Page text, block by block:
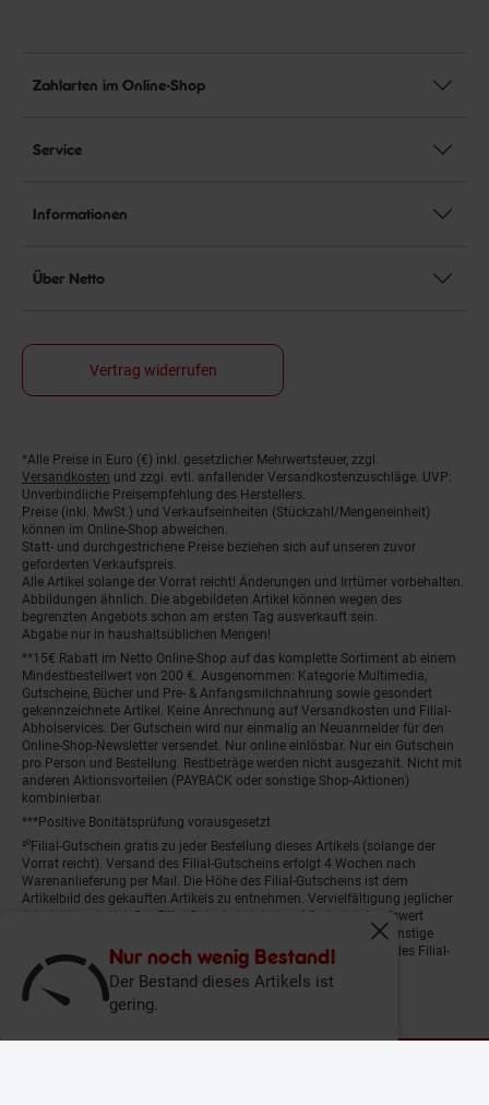
Nur noch wenig Bestand!
Der Bestand dieses Artikels ist
gering.
Fenster
Zahlarten im Online-Shop
Service
Informationen
Über Netto
Vertrag widerrufen
Fußnoten
*Alle Preise in Euro (€) inkl. gesetzlicher Mehrwertsteuer, zzgl.
Versandkosten und zzgl. evtl. anfallender Versandkostenzuschläge. UVP:
Unverbindliche Preisempfehlung des Herstellers.
Preise (inkl. MwSt.) und Verkaufseinheiten (Stückzahl/Mengeneinheit)
können im Online-Shop abweichen.
Statt- und durchgestrichene Preise beziehen sich auf unseren zuvor
geforderten Verkaufspreis.
Alle Artikel solange der Vorrat reicht! Änderungen und Irrtümer vorbehalten.
Abbildungen ähnlich. Die abgebildeten Artikel können wegen des
begrenzten Angebots schon am ersten Tag ausverkauft sein.
Abgabe nur in haushaltsüblichen Mengen!
**15€ Rabatt im Netto Online-Shop auf das komplette Sortiment ab einem
Mindestbestellwert von 200 €. Ausgenommen: Kategorie Multimedia,
Gutscheine, Bücher und Pre- & Anfangsmilchnahrung sowie gesondert
gekennzeichnete Artikel. Keine Anrechnung auf Versandkosten und Filial-
Abholservices. Der Gutschein wird nur einmalig an Neuanmelder für den
Online-Shop-Newsletter versendet. Nur online einlösbar. Nur ein Gutschein
pro Person und Bestellung. Restbeträge werden nicht ausgezahlt. Nicht mit
anderen Aktionsvorteilen (PAYBACK oder sonstige Shop-Aktionen)
kombinierbar.
***Positive Bonitätsprüfung vorausgesetzt
²⁰Filial-Gutschein gratis zu jeder Bestellung dieses Artikels (solange der
Vorrat reicht). Versand des Filial-Gutscheins erfolgt 4 Wochen nach
Warenanlieferung per Mail. Die Höhe des Filial-Gutscheins ist dem
Artikelbild des gekauften Artikels zu entnehmen. Vervielfältigung jeglicher
Art nicht gestattet. Der Filial-Gutschein ist ohne Mindesteinkaufswert
einlösbar. Nicht mit anderen Aktionsvorteilen (PAYBACK oder sonstige
Shop-Aktionen) kombinierbar. Der jeweilige Gültigkeitszeitraum des Filial-
Gutscheins ist darauf vermerkt.